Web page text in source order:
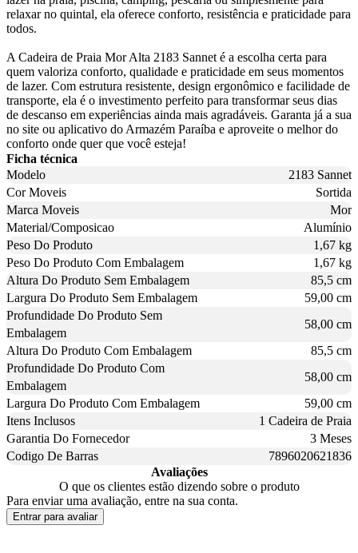
relaxar no quintal, ela oferece conforto, resistência e praticidade para
todos.
A Cadeira de Praia Mor Alta 2183 Sannet é a escolha certa para
quem valoriza conforto, qualidade e praticidade em seus momentos
de lazer. Com estrutura resistente, design ergonômico e facilidade de
transporte, ela é o investimento perfeito para transformar seus dias
de descanso em experiências ainda mais agradáveis. Garanta já a sua
no site ou aplicativo do Armazém Paraíba e aproveite o melhor do
conforto onde quer que você esteja!
Ficha técnica
Modelo
2183 Sannet
Cor Moveis
Sortida
Marca Moveis
Mor
Material/Composicao
Alumínio
Peso Do Produto
1,67 kg
Peso Do Produto Com Embalagem
1,67 kg
Altura Do Produto Sem Embalagem
85,5 cm
Largura Do Produto Sem Embalagem
59,00 cm
Profundidade Do Produto Sem
Embalagem
58,00 cm
Altura Do Produto Com Embalagem
85,5 cm
Profundidade Do Produto Com
Embalagem
58,00 cm
Largura Do Produto Com Embalagem
59,00 cm
Itens Inclusos
1 Cadeira de Praia
Garantia Do Fornecedor
3 Meses
Codigo De Barras
7896020621836
Avaliações
O que os clientes estão dizendo sobre o produto
Para enviar uma avaliação, entre na sua conta.
Entrar para avaliar